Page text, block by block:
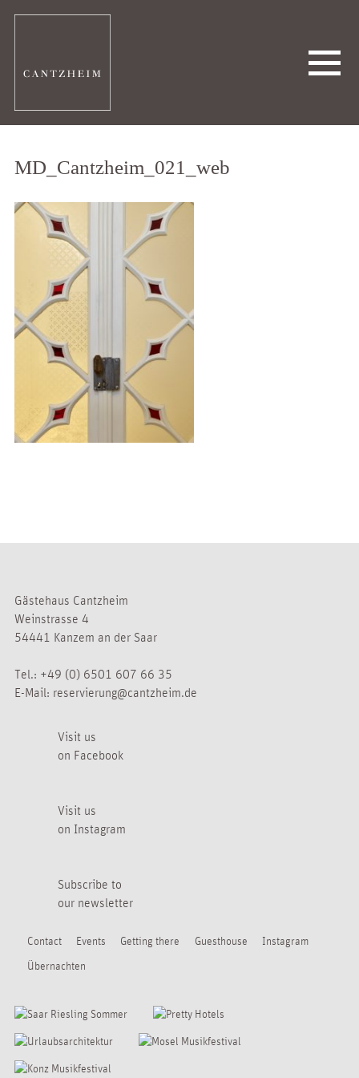
MD_Cantzheim_021_web
Gästehaus Cantzheim
Weinstrasse 4
54441 Kanzem an der Saar
Tel.: +49 (0) 6501 607 66 35
E-Mail: reservierung@cantzheim.de
Visit us
on Facebook
Visit us
on Instagram
Subscribe to
our newsletter
Contact Events Getting there Guesthouse
Instagram
Übernachten